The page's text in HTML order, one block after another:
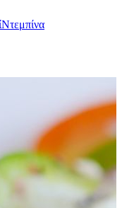
Ντεμπίνα